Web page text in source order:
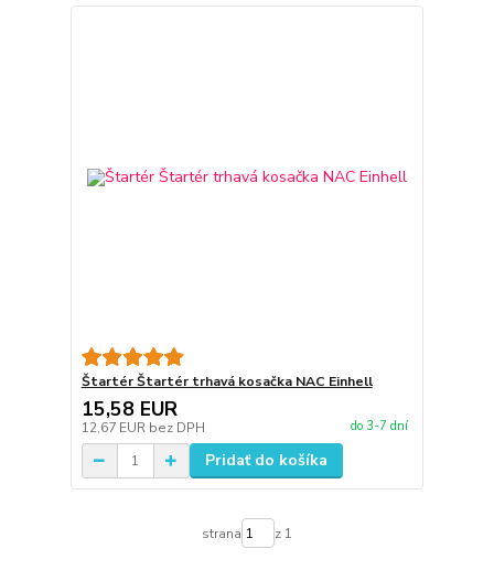
Štartér Štartér trhavá kosačka NAC Einhell
15,58 EUR
12,67 EUR bez DPH do 3-7 dní
Pridať do košíka
strana z 1